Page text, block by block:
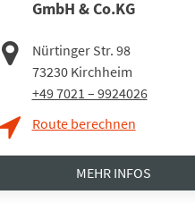
GmbH & Co.KG
Nürtinger Str. 98
73230 Kirchheim
+49 7021 – 9924026
Route berechnen
MEHR INFOS